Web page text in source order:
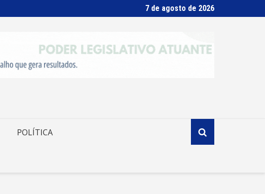
7 de agosto de 2026
POLÍTICA